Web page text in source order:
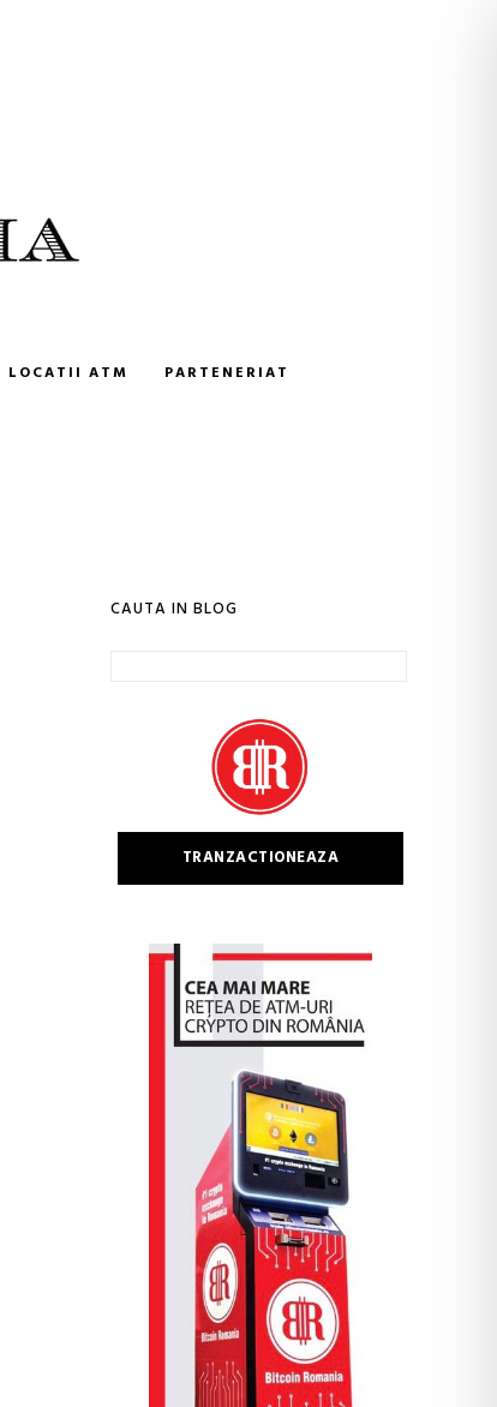
LOCATII ATM PARTENERIAT
CAUTA IN BLOG
TRANZACTIONEAZA